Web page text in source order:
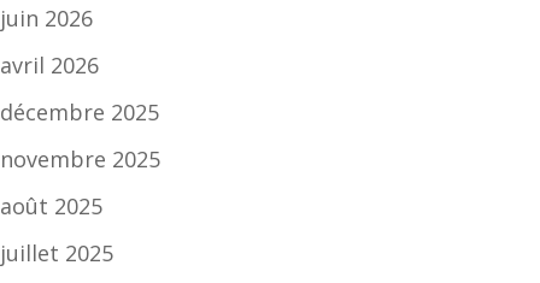
juin 2026
avril 2026
décembre 2025
novembre 2025
août 2025
juillet 2025